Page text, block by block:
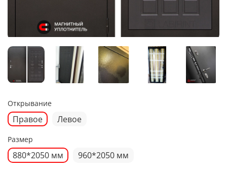
Открывание
Правое Левое
Размер
880*2050 мм 960*2050 мм